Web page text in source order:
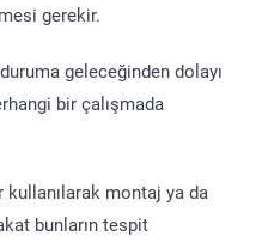
gerekir.
geleceğinden dolayı
bir çalışmada
kullanılarak montaj ya da
bunların tespit